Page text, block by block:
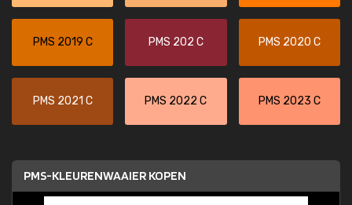
PMS 2019 C PMS 202 C PMS 2020 C
PMS 2021 C PMS 2022 C PMS 2023 C
PMS-KLEURENWAAIER KOPEN